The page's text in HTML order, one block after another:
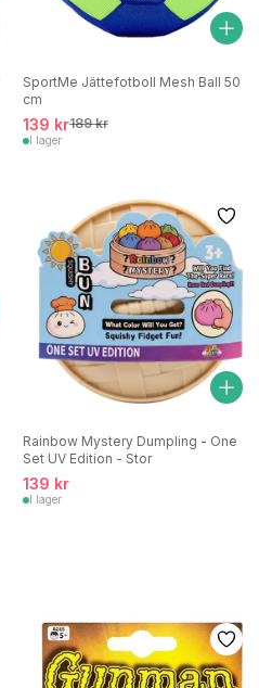
SportMe Jättefotboll Mesh Ball 50
cm
139 kr189 kr
I lager
Rainbow Mystery Dumpling - One
Set UV Edition - Stor
139 kr
I lager